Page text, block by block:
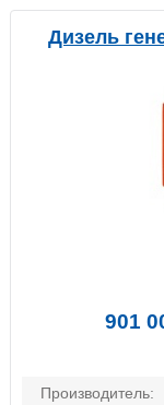
Дизель
Производитель:
901